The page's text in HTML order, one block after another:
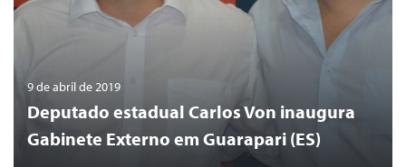
9 de abril de 2019
Deputado estadual Carlos Von inaugura
Gabinete Externo em Guarapari (ES)